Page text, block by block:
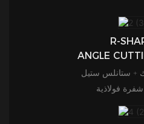
R-
ANGLE
+ ستانلس ستيل
فولاذية